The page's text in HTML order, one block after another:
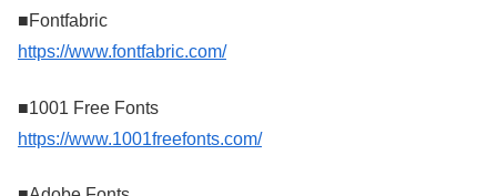
■Fontfabric
https://www.fontfabric.com/
■1001 Free Fonts
https://www.1001freefonts.com/